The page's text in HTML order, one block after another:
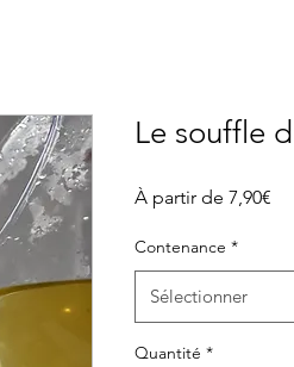
Le souffle
À partir de 7,90€
Contenance *
Sélectionner
Quantité *